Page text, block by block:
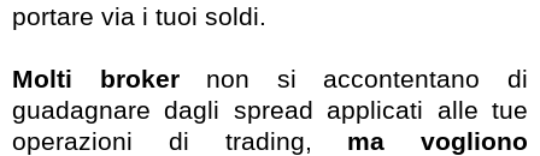
portare via i tuoi soldi.
Molti brokernon si accontentano di
guadagnare dagli spread applicati alle tue
operazioni di trading, ma vogliono